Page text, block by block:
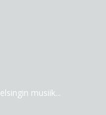
musiik...